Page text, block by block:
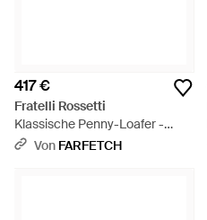
417 €
Fratelli Rossetti
Klassische Penny-Loafer -
Braun
Von FARFETCH